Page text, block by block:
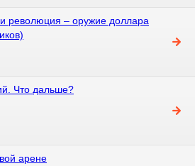
революция – оружие доллара
Что дальше?
арене